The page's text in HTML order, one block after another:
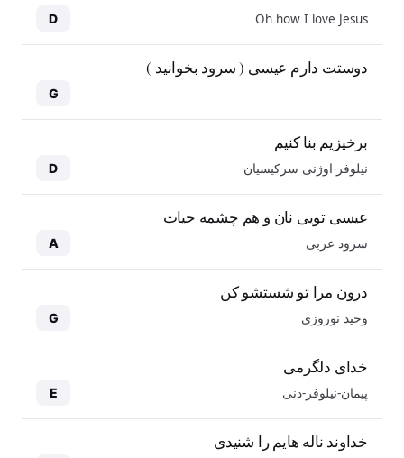
Oh how I love Jesus
D
دوستت دارم عیسی ( سرود بخوانید )
G
برخیزیم بنا کنیم
نیلوفر-اوژنی سرکیسیان D
عیسی تویی نان و هم چشمه حیات
سرود عربی A
درون مرا تو شستشو کن
وحید نوروزی G
خدای دلگرمی
پیمان-نیلوفر-دنی E
خداوند ناله هایم را شنیدی